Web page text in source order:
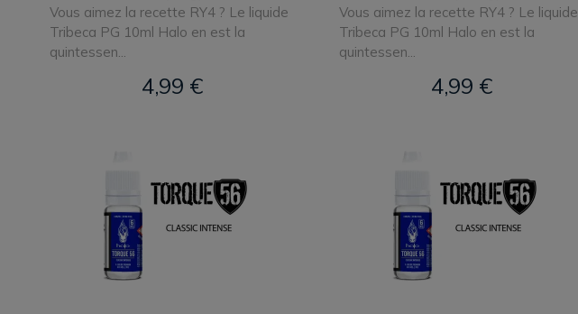
Vous aimez la recette RY4 ? Le liquide
Tribeca PG 10ml Halo en est la
quintessen...
4,99 €
Vous aimez la recette RY4 ? Le liquide
Tribeca PG 10ml Halo en est la
quintessen...
4,99 €